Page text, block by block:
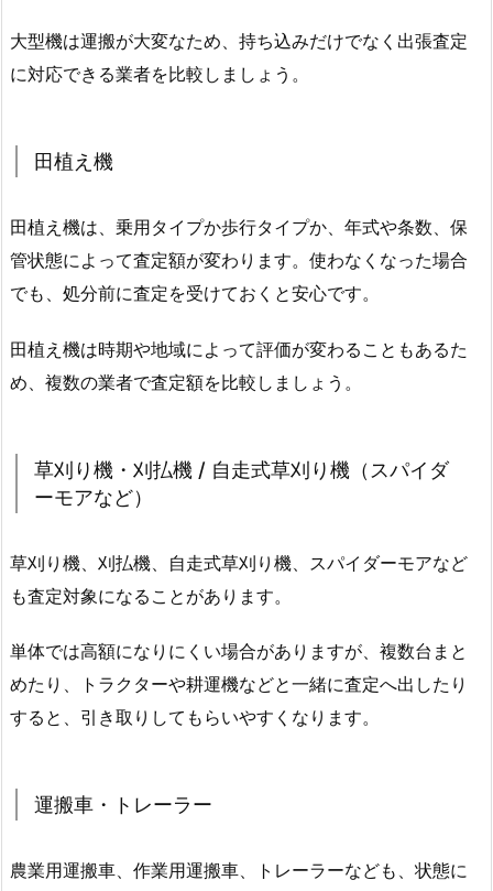
大型機は運搬が大変なため、持ち込みだけでなく出張査定
に対応できる業者を比較しましょう。
田植え機
田植え機は、乗用タイプか歩行タイプか、年式や条数、保
管状態によって査定額が変わります。使わなくなった場合
でも、処分前に査定を受けておくと安心です。
田植え機は時期や地域によって評価が変わることもあるた
め、複数の業者で査定額を比較しましょう。
草刈り機・刈払機 / 自走式草刈り機（スパイダ
ーモアなど）
草刈り機、刈払機、自走式草刈り機、スパイダーモアなど
も査定対象になることがあります。
単体では高額になりにくい場合がありますが、複数台まと
めたり、トラクターや耕運機などと一緒に査定へ出したり
すると、引き取りしてもらいやすくなります。
運搬車・トレーラー
農業用運搬車、作業用運搬車、トレーラーなども、状態に